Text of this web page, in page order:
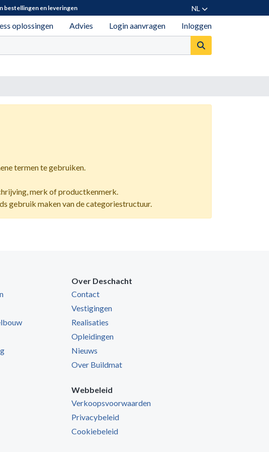
bestellingen en leveringen NL
oplossingen Advies Login aanvragen Inloggen
termen te gebruiken.
merk of productkenmerk.
gebruik maken van de categoriestructuur.
Over Deschacht
Contact
Vestigingen
Realisaties
Opleidingen
Nieuws
Over Buildmat
Webbeleid
Verkoopsvoorwaarden
Privacybeleid
Cookiebeleid